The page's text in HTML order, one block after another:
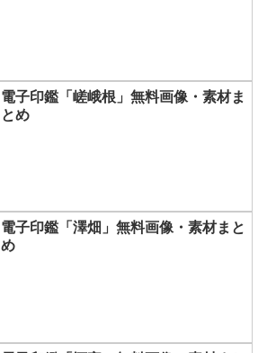
電子印鑑「嵯峨根」無料画像・素材ま
とめ
電子印鑑「澤畑」無料画像・素材まと
め